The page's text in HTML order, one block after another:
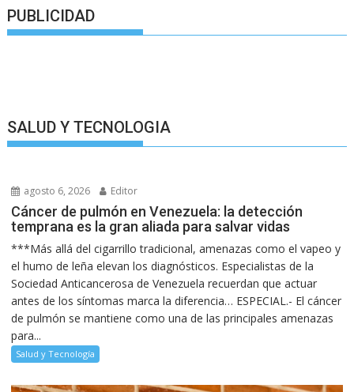
PUBLICIDAD
SALUD Y TECNOLOGIA
agosto 6, 2026 Editor
Cáncer de pulmón en Venezuela: la detección
temprana es la gran aliada para salvar vidas
***Más allá del cigarrillo tradicional, amenazas como el vapeo y
el humo de leña elevan los diagnósticos. Especialistas de la
Sociedad Anticancerosa de Venezuela recuerdan que actuar
antes de los síntomas marca la diferencia… ESPECIAL.- El cáncer
de pulmón se mantiene como una de las principales amenazas
para...
Salud y Tecnología